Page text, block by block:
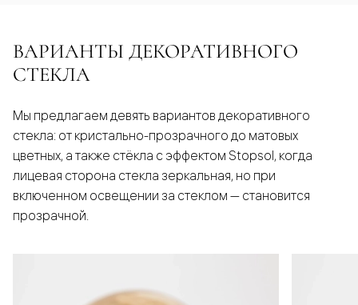
ВАРИАНТЫ ДЕКОРАТИВНОГО
СТЕКЛА
Мы предлагаем девять вариантов декоративного
стекла: от кристально-прозрачного до матовых
цветных, а также стёкла с эффектом Stopsol, когда
лицевая сторона стекла зеркальная, но при
включенном освещении за стеклом — становится
прозрачной.